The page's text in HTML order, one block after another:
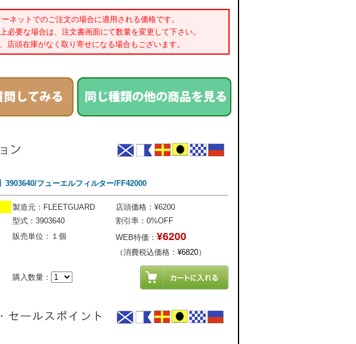
ネットでのご注文の場合に適用される価格です。
必要な場合は、注文書画面にて数量を変更して下さい。
店頭在庫がなく取り寄せになる場合もございます。
3903640/フューエルフィルター/FF42000
製造元：FLEETGUARD
店頭価格：¥6200
型式：3903640
割引率：0%OFF
販売単位：１個
WEB特価： ¥6200
（消費税込価格： ¥6820）
購入数量：